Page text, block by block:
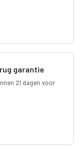
garantie
21 dagen voor